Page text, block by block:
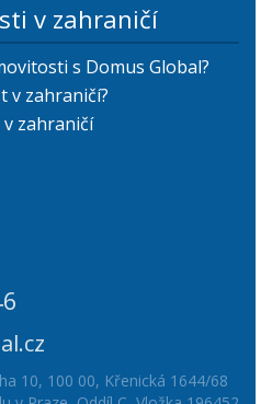
v zahraničí
s Domus Global?
v zahraničí?
zahraničí
10, 100 00, Křenická 1644/68